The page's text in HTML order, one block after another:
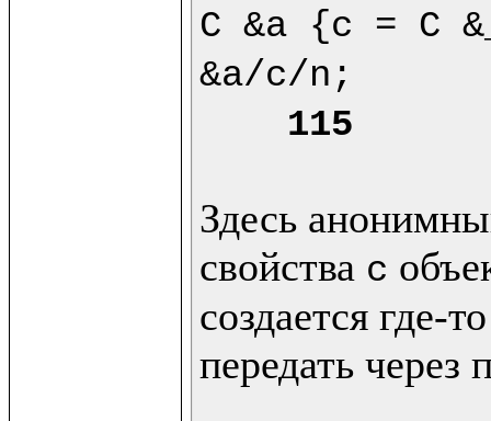
C &a {c = C
&a/c/n;
115
Здесь
свойства c
создается где-
передать